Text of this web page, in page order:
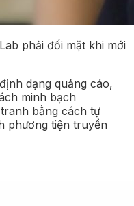
phải đối mặt khi mới
dạng quảng cáo,
minh bạch
bằng cách tự
phương tiện truyền